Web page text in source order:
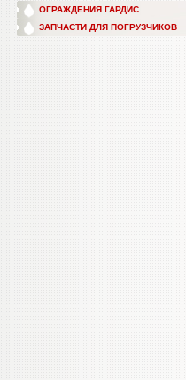
ОГРАЖДЕНИЯ ГАРДИС
ЗАПЧАСТИ ДЛЯ ПОГРУЗЧИКОВ